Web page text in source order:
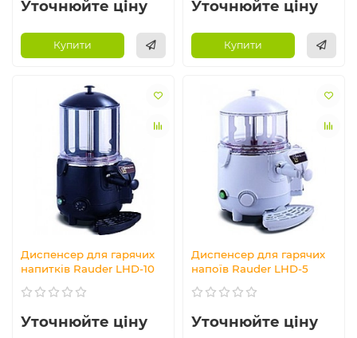
Уточнюйте ціну
Купити
Уточнюйте ціну
Купити
Диспенсер для гарячих
напитків Rauder LHD-10
Уточнюйте ціну
Диспенсер для гарячих
напоїв Rauder LHD-5
Уточнюйте ціну